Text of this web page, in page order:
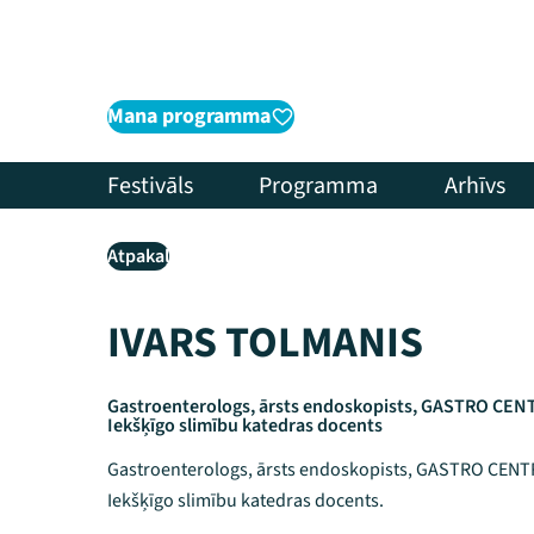
Mana programma
Festivāls Programma Arhīvs
Atpakaļ
IVARS TOLMANIS
Gastroenterologs, ārsts endoskopists, GASTRO
Iekšķīgo slimību katedras docents
Gastroenterologs, ārsts endoskopists, GASTRO
Iekšķīgo slimību katedras docents.